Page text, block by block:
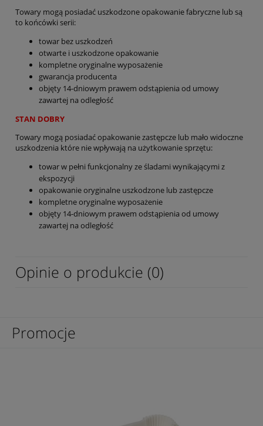
Towary mogą posiadać uszkodzone opakowanie fabryczne lub są
to końcówki serii:
towar bez uszkodzeń
otwarte i uszkodzone opakowanie
kompletne oryginalne wyposażenie
gwarancja producenta
objęty 14-dniowym prawem odstąpienia od umowy
zawartej na odległość
STAN DOBRY
Towary mogą posiadać opakowanie zastępcze lub mało widoczne
uszkodzenia które nie wpływają na użytkowanie sprzętu:
towar w pełni funkcjonalny ze śladami wynikającymi z
ekspozycji
opakowanie oryginalne uszkodzone lub zastępcze
kompletne oryginalne wyposażenie
objęty 14-dniowym prawem odstąpienia od umowy
zawartej na odległość
Opinie o produkcie (0)
Promocje